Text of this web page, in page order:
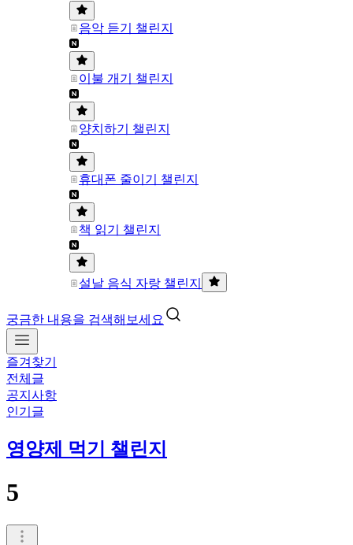
음악 듣기 챌린지
이불 개기 챌린지
양치하기 챌린지
휴대폰 줄이기 챌린지
책 읽기 챌린지
설날 음식 자랑 챌린지
궁금한 내용을 검색해보세요
즐겨찾기
전체글
공지사항
인기글
영양제 먹기 챌린지
5